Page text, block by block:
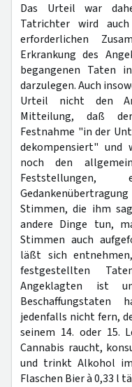
Das Urteil war
Tatrichter wird
erforderlichen
Erkrankung des
begangenen Taten
darzulegen. Auch
Urteil nicht den
Mitteilung, daß
Festnahme "in der
dekompensiert" und
noch den
Stimmen, die ihm
andere Dinge tun,
Stimmen auch
läßt sich
festgestellten
Angeklagten ist
jedenfalls nicht fern,
seinem 14. oder 15.
Cannabis raucht,
und trinkt Alkohol
Flaschen Bier à 0,33 l